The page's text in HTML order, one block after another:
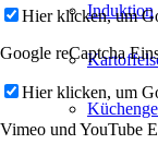
Induktion
Hier klicken, um
Google reCaptcha
Hier klicken, um
Vimeo und YouTube